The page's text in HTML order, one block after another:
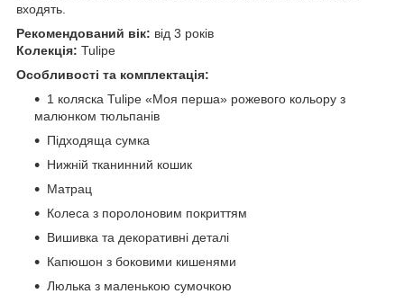
входять.
Рекомендований вік: від 3 років
Колекція: Tulipe
Особливості та комплектація:
1 коляска Tulipe «Моя перша» рожевого кольору з
малюнком тюльпанів
Підходяща сумка
Нижній тканинний кошик
Матрац
Колеса з поролоновим покриттям
Вишивка та декоративні деталі
Капюшон з боковими кишенями
Люлька з маленькою сумочкою